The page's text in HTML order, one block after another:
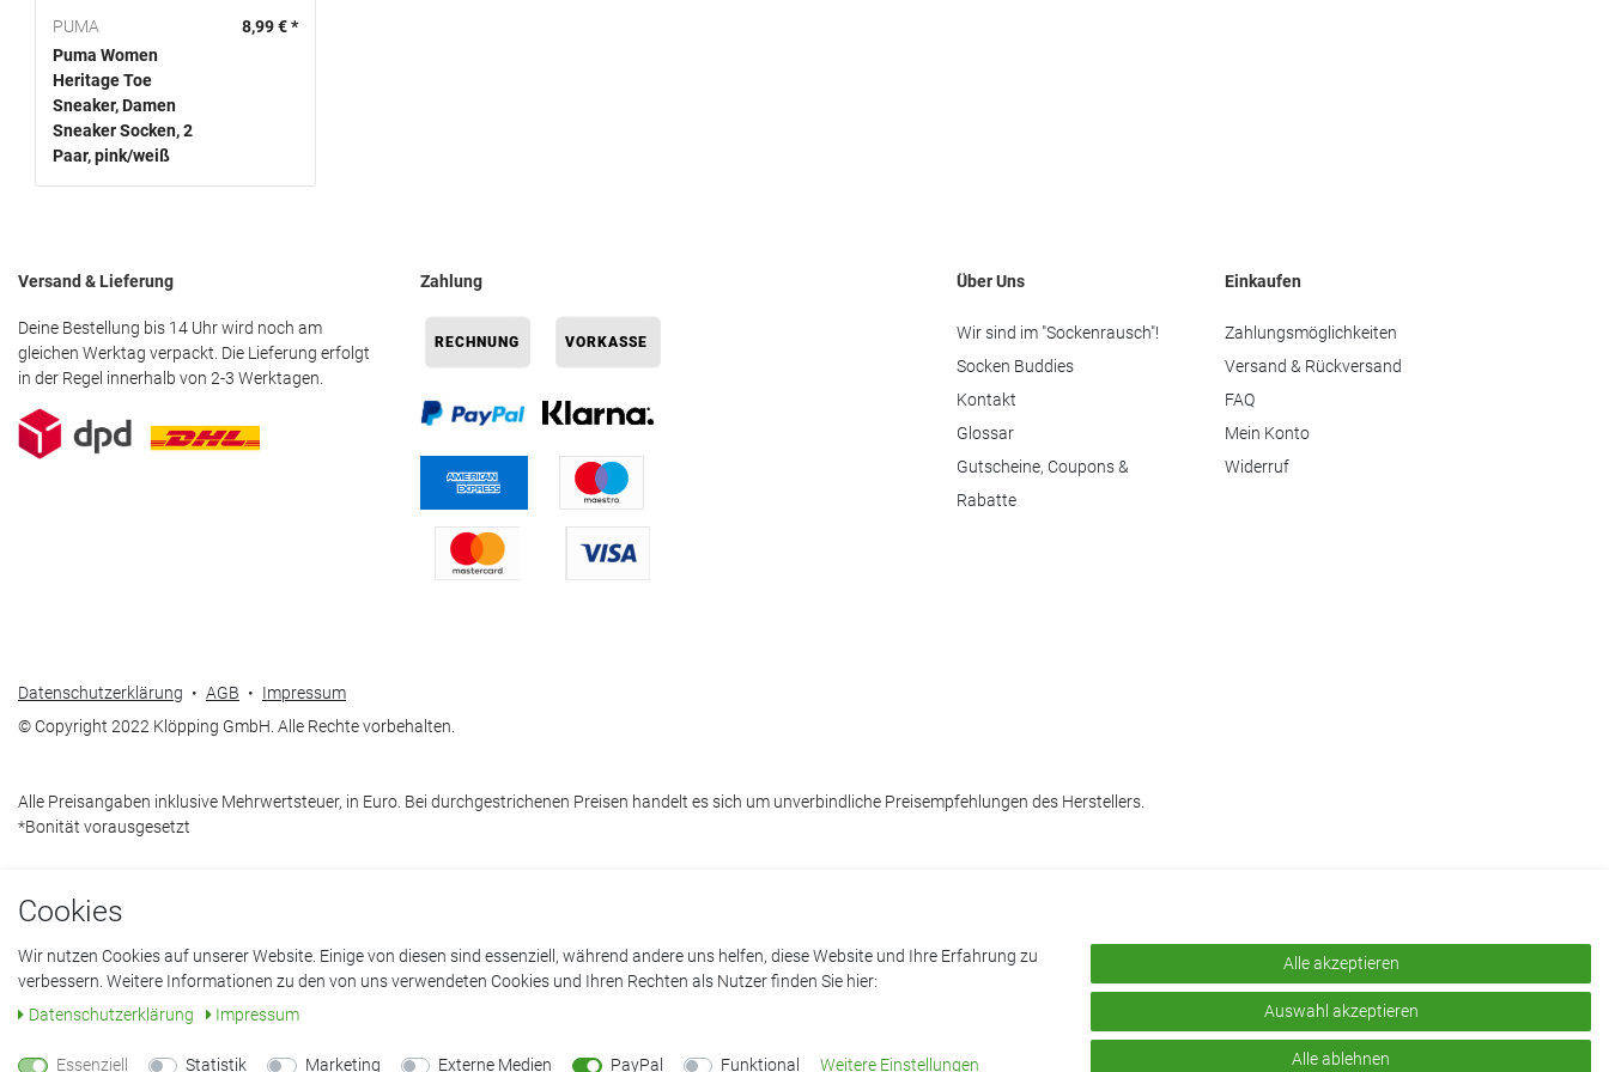
PUMA
Puma Women
Heritage Toe
Sneaker, Damen
Sneaker Socken, 2
Paar, pink/weiß
8,99 € *
Versand & Lieferung
Deine Bestellung bis 14 Uhr wird noch am
gleichen Werktag verpackt. Die Lieferung erfolgt
in der Regel innerhalb von 2-3 Werktagen.
Zahlung Über Uns
Wir sind im "Sockenrausch"!
Socken Buddies
Kontakt
Glossar
Gutscheine, Coupons &
Rabatte
Einkaufen
Zahlungsmöglichkeiten
Versand & Rückversand
FAQ
Mein Konto
Widerruf
Datenschutzerklärung • AGB • Impressum
© Copyright 2022 Klöpping GmbH. Alle Rechte vorbehalten.
Alle Preisangaben inklusive Mehrwertsteuer, in Euro. Bei durchgestrichenen Preisen handelt es sich um unverbindliche Preisempfehlungen des Herstellers.
*Bonität vorausgesetzt
Cookies
Wir nutzen Cookies auf unserer Website. Einige von diesen sind essenziell, während andere uns helfen, diese Website und Ihre Erfahrung zu
verbessern. Weitere Informationen zu den von uns verwendeten Cookies und Ihren Rechten als Nutzer finden Sie hier:
Daten­schutz­erklärung
Impressum
Essenziell Statistik Marketing Externe Medien PayPal Funktional Weitere Einstellungen
Alle akzeptieren
Auswahl akzeptieren
Alle ablehnen